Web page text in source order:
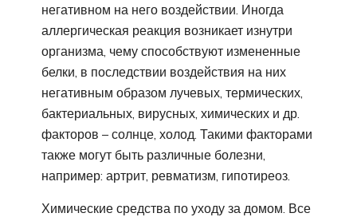
негативном на него воздействии. Иногда
аллергическая реакция возникает изнутри
организма, чему способствуют измененные
белки, в последствии воздействия на них
негативным образом лучевых, термических,
бактериальных, вирусных, химических и др.
факторов – солнце, холод. Такими факторами
также могут быть различные болезни,
например: артрит, ревматизм, гипотиреоз.
Химические средства по уходу за домом. Все